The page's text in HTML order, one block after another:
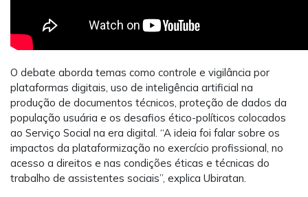
O debate aborda temas como controle e vigilância por
plataformas digitais, uso de inteligência artificial na
produção de documentos técnicos, proteção de dados da
população usuária e os desafios ético-políticos colocados
ao Serviço Social na era digital. “A ideia foi falar sobre os
impactos da plataformização no exercício profissional, no
acesso a direitos e nas condições éticas e técnicas do
trabalho de assistentes sociais”, explica Ubiratan.